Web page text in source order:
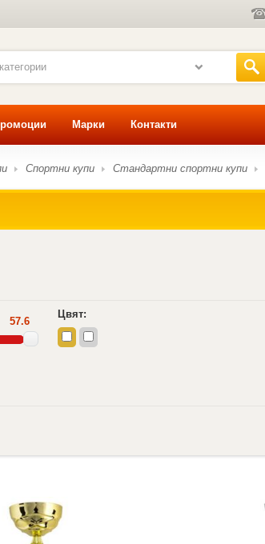
Марки Контакти
Спортни купи Стандартни спортни купи
57.6
Цвят: